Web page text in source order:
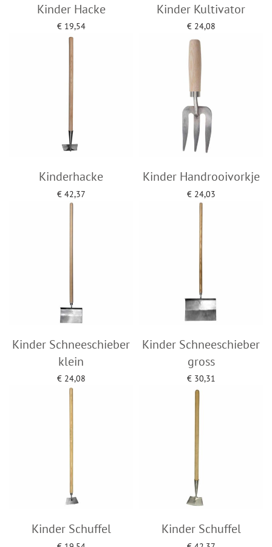
Kinder Hacke
€19,54
Add to cart
Kinder Kultivator
€24,08
Add to cart
Kinderhacke
€42,37
Add to cart
Kinder Handrooivorkje
€24,03
Add to cart
Kinder Schneeschieber
klein
€24,08
Add to cart
Kinder Schneeschieber
gross
€30,31
Add to cart
Kinder Schuffel Kinder Schuffel